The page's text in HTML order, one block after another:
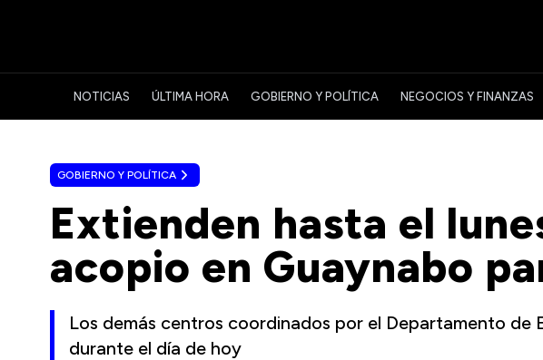
NOTICIAS ÚLTIMA HORA GOBIERNO Y POLÍTICA NEGOCIOS Y FINANZAS
GOBIERNO Y POLÍTICA
Extienden hasta el
acopio en Guaynabo
Los demás centros coordinados por el Departamento de
durante el día de hoy